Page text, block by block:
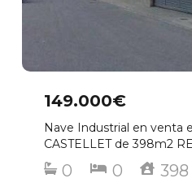
149.000€
Nave Industrial en venta
CASTELLET de 398m2
0 0 398